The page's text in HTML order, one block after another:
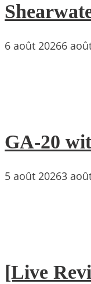
6 août 20266
GA-20
5 août 20263
[Live